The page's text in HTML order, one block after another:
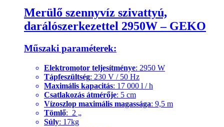
Merülő szennyvíz szivattyú,
darálószerkezettel 2950W – GEKO
Műszaki paraméterek:
Elektromotor teljesítménye: 2950 W
Tápfeszültség: 230 V / 50 Hz
Maximális kapacitás: 17 000 l / h
Csatlakozás átmérője: 5 cm
Vízoszlop maximális magassága: 9,5 m
Tömlő: 2 „
Súly: 17kg